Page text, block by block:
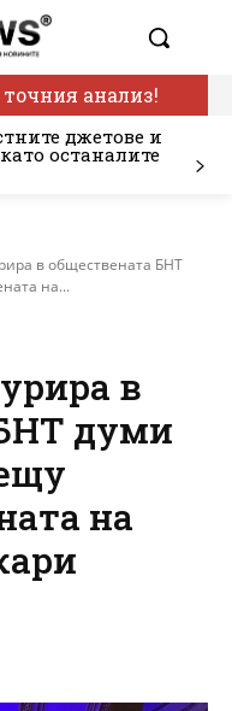
анализ!
джетове и
останалите
в обществената БНТ
на...
в
думи
на